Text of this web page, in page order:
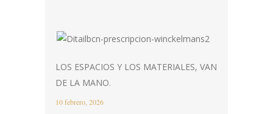
LOS ESPACIOS Y LOS MATERIALES, VAN
DE LA MANO.
10 febrero, 2026